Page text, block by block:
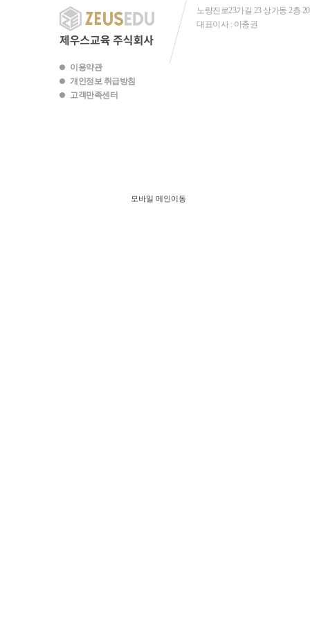
노량진로23가길 23 상가동 2층
대표이사 : 이충권
이용약관
개인정보 취급방침
고객만족센터